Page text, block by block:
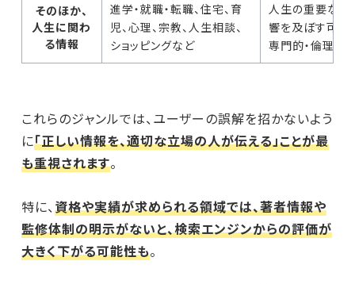
そのほか、
人生に関わ
る情報
進学・就職・転職、住宅、育
児、心理、宗教、人生相談、
ショッピングなど
人生の重要な意
響を及ぼす可能
専門的・倫理的
これらのジャンルでは、ユーザーの誤解を招かないよう
に「正しい情報を、適切な立場の人が伝える」ことが最
も重視されます。
特に、資格や実績が求められる領域では、著者情報や
監修体制の明示がないと、検索エンジンからの評価が
大きく下がる可能性も。